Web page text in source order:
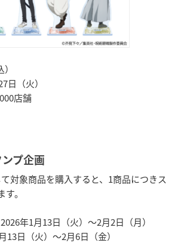
日（火）
店舗
プ企画
対象商品を購入すると、1商品につきス
。
年1月13日（火）～2月2日（月）
13日（火）～2月6日（金）